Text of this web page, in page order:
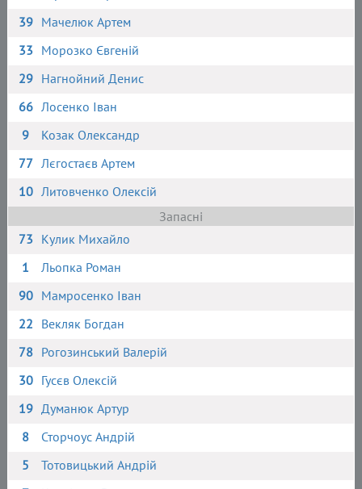
39 Мачелюк Артем
33 Морозко Євгеній
29 Нагнойний Денис
66 Лосенко Іван
9
Козак Олександр
77 Лєгостаєв Артем
10 Литовченко Олексій
Запасні
73 Кулик Михайло
1
Льопка Роман
90 Мамросенко Іван
22 Векляк Богдан
78 Рогозинський Валерій
30 Гусєв Олексій
19 Думанюк Артур
8
Сторчоус Андрій
5
Тотовицький Андрій